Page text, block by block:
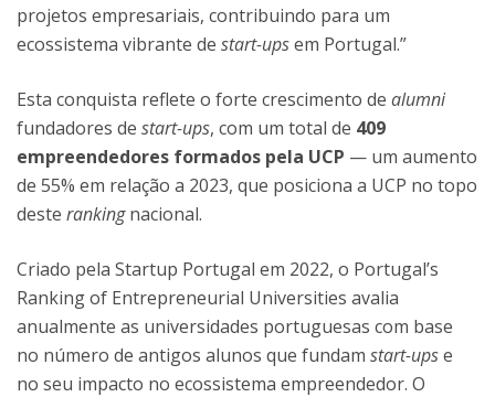
projetos empresariais, contribuindo para um
ecossistema vibrante de start-upsem Portugal.”
Esta conquista reflete o forte crescimento de alumni
fundadores de start-ups, com um total de 409
empreendedores formados pela UCP — um aumento
de 55% em relação a 2023, que posiciona a UCP no topo
deste rankingnacional.
Criado pela Startup Portugal em 2022, o Portugal’s
Ranking of Entrepreneurial Universities avalia
anualmente as universidades portuguesas com base
no número de antigos alunos que fundam start-upse
no seu impacto no ecossistema empreendedor. O